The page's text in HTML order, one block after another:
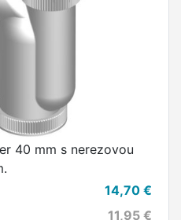
40 mm s nerezovou
14,70 €
11,95 €